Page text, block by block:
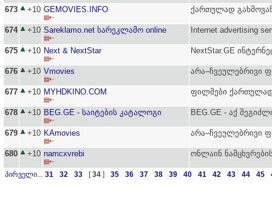
673
+10 GEMOVIES.INFO
▤⇠
ქართულად
674 +10 Sareklamo.net სარეკლამო online
▤⇠
Internet advertising
675 +10 Next & NextStar
▤⇠
NextStar.GE
676 +10 Vmovies
▤⇠
არა–ჩვეულებრივი
677 +10 MYHDKINO.COM
▤⇠
ფილმები
678 +10 BEG.GE - საიტების კატალოგი
▤⇠
BEG.GE - აქ
679 +10 KAmovies
▤⇠
არა–ჩვეულებრივი
680 +10 namcxvrebi
▤⇠
ონლაინ
პირველი... 31 32 33 [34 ] 35 36 37 38 39 40 41 42 43 44 45